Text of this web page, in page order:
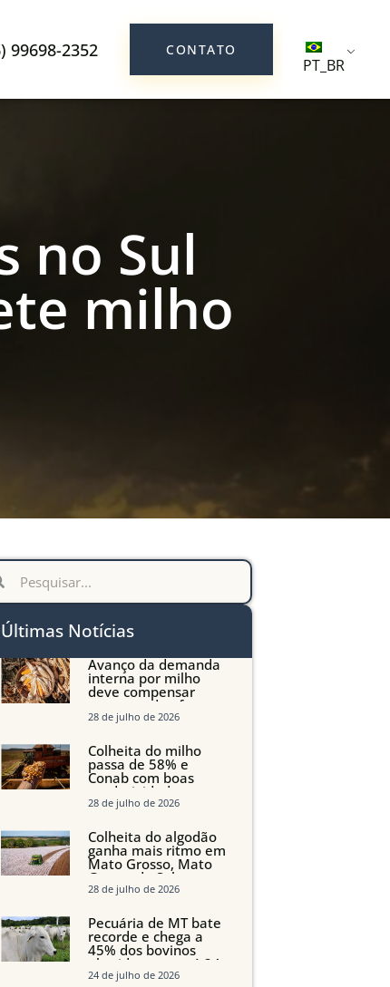
99698-2352 CONTATO
PT_BR
no Sul
milho
Últimas Notícias
Avanço da demanda
interna por milho
deve compensar
aumento da oferta
com safra recorde em
Imea
28 de julho de 2026
Colheita do milho
passa de 58% e
Conab com boas
produtividades em
Mato Grosso, mas
Maranhão e Piauí
28 de julho de 2026
Colheita do algodão
ganha mais ritmo em
Mato Grosso, Mato
Grosso do Sul e
Maranhão
28 de julho de 2026
Pecuária de MT bate
recorde e chega a
45% dos bovinos
abatidos com até 24
meses
24 de julho de 2026